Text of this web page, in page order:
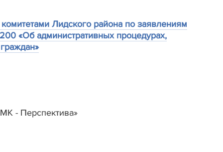
Лидского района по заявлениям
«Об административных процедурах,
- Перспектива»